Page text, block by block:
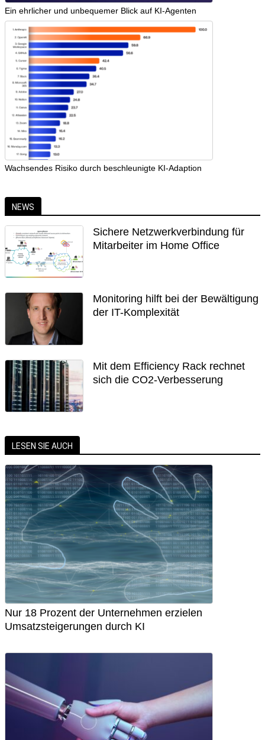
Ein ehrlicher und unbequemer Blick auf KI-Agenten
Wachsendes Risiko durch beschleunigte KI-Adaption
NEWS
Sichere Netzwerkverbindung für
Mitarbeiter im Home Office
Monitoring hilft bei der Bewältigung
der IT-Komplexität
Mit dem Efficiency Rack rechnet
sich die CO2-Verbesserung
LESEN SIE AUCH
Nur 18 Prozent der Unternehmen erzielen
Umsatzsteigerungen durch KI